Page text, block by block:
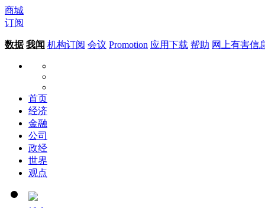
商城
订阅
数据 我闻 机构订阅 会议 Promotion 应用下载 帮助 网上有害信
首页
经济
金融
公司
政经
世界
观点